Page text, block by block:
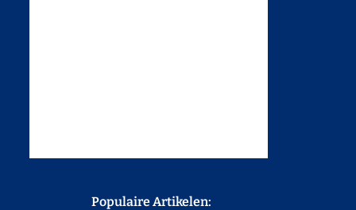
Populaire Artikelen: